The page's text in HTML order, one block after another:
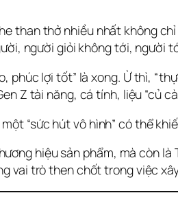
than thở nhiều nhất không
người giỏi không tới, người
phúc lợi tốt” là xong. Ừ thì,
Z tài năng, cá tính, liệu “củ
“sức hút vô hình” có thể
hiệu sản phẩm, mà còn là
vai trò then chốt trong việc